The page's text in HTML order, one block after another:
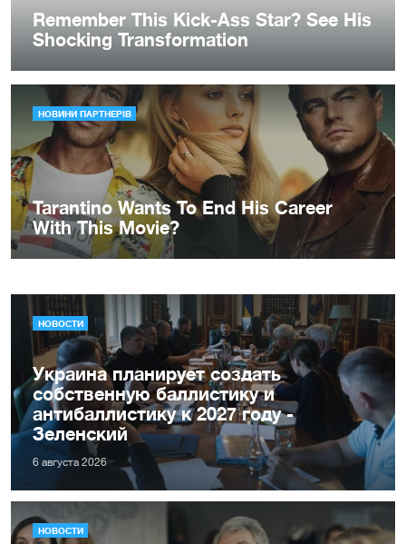
НОВОСТИ
Украина планирует создать
собственную баллистику и
антибаллистику к 2027 году -
Зеленский
6 августа 2026
НОВОСТИ